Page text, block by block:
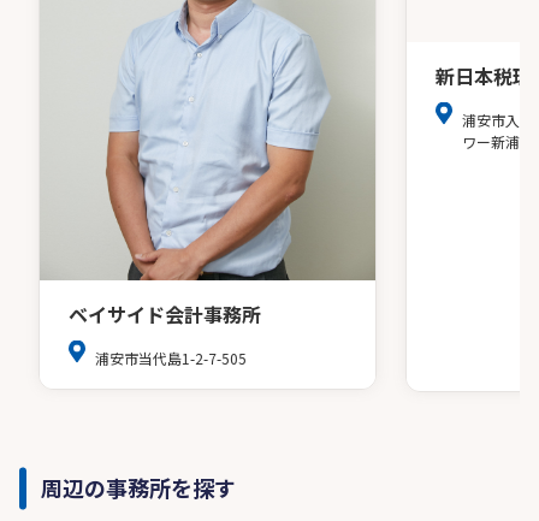
ベイサイド会計事務所
浦安市当代島1-2-7-505
新日本税理
浦安市入船
ワー新浦安
周辺の事務所を探す